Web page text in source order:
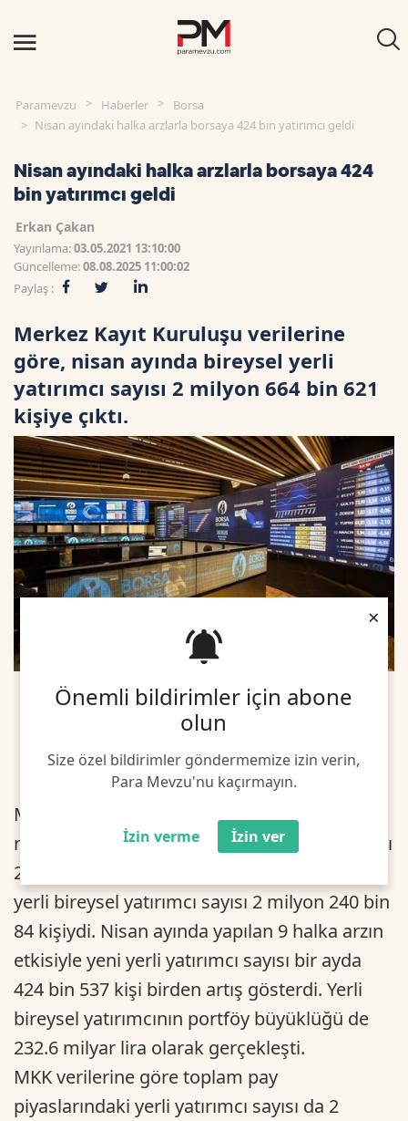
Önemli bildirimler için abone
olun
Size özel bildirimler göndermemize izin verin,
Para Mevzu'nu kaçırmayın.
İzin verme İzin ver
×
Paramevzu Haberler
Borsa
Nisan ayındaki halka arzlarla borsaya 424 bin yatırımcı geldi
Nisan ayındaki halka arzlarla borsaya 424
bin yatırımcı geldi
Erkan Çakan
Yayınlama:03.05.2021 13:10:00
Güncelleme:08.08.2025 11:00:02
Paylaş :
Merkez Kayıt Kuruluşu verilerine
göre, nisan ayında bireysel yerli
yatırımcı sayısı 2 milyon 664 bin 621
kişiye çıktı.
Merkez Kayıt Kuruluşu verilerine göre
nisanda borsada bireysel yerli yatırımcı sayısı
2 milyon 664 bin 621 kişiye fırladı. Martta
yerli bireysel yatırımcı sayısı 2 milyon 240 bin
84 kişiydi. Nisan ayında yapılan 9 halka arzın
etkisiyle yeni yerli yatırımcı sayısı bir ayda
424 bin 537 kişi birden artış gösterdi. Yerli
bireysel yatırımcının portföy büyüklüğü de
232.6 milyar lira olarak gerçekleşti.
MKK verilerine göre toplam pay
piyaslarındaki yerli yatırımcı sayısı da 2